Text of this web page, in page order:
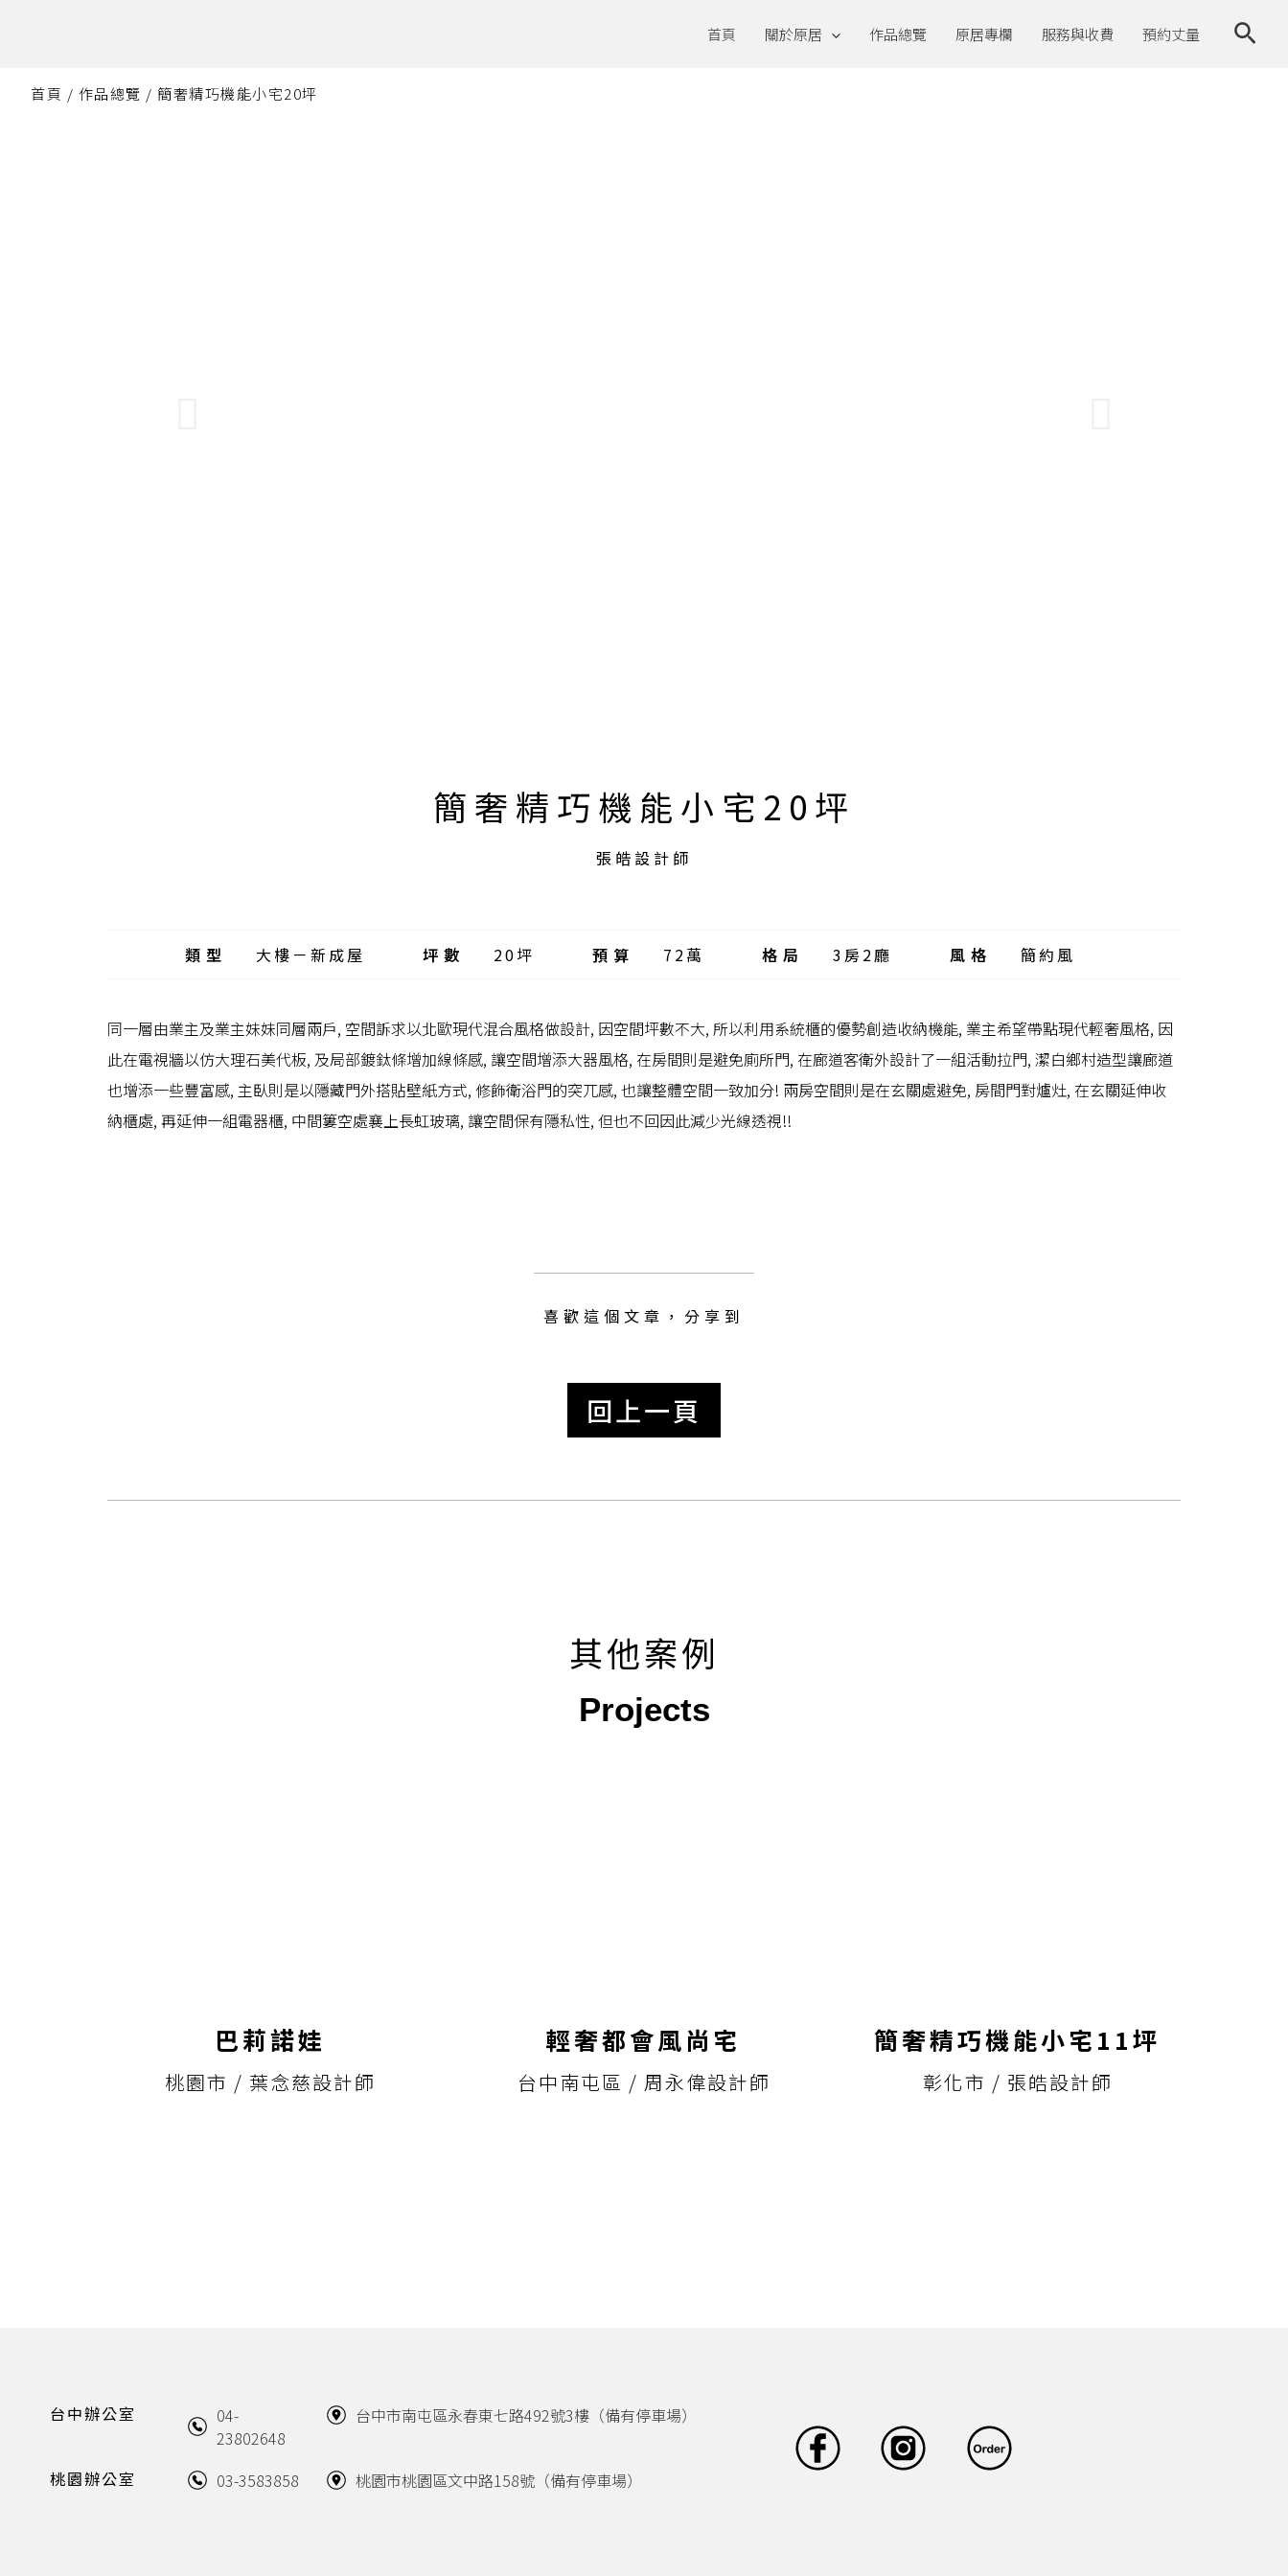
首頁 關於原居 作品總覽 原居專欄 服務與收費 預約丈量
首頁 / 作品總覽 / 簡奢精巧機能小宅20坪
簡奢精巧機能小宅20坪
張皓設計師
類型 大樓－新成屋 坪數 20坪 預算 72萬 格局 3房2廳 風格 簡約風
同一層由業主及業主妹妹同層兩戶, 空間訴求以北歐現代混合風格做設計, 因空間坪數不大, 所以利用系統櫃的優勢創造收納機能, 業主希望帶點現代輕奢風格, 因
此在電視牆以仿大理石美代板, 及局部鍍鈦條增加線條感, 讓空間增添大器風格, 在房間則是避免廁所門, 在廊道客衛外設計了一組活動拉門, 潔白鄉村造型讓廊道
也增添一些豐富感, 主臥則是以隱藏門外搭貼壁紙方式, 修飾衛浴門的突兀感, 也讓整體空間一致加分! 兩房空間則是在玄關處避免, 房間門對爐灶, 在玄關延伸收
納櫃處, 再延伸一組電器櫃, 中間簍空處襄上長虹玻璃, 讓空間保有隱私性, 但也不回因此減少光線透視!!
喜歡這個文章，分享到
回上一頁
其他案例
Projects
巴莉諾娃
桃園市 / 葉念慈設計師
輕奢都會風尚宅
台中南屯區 / 周永偉設計師
簡奢精巧機能小宅11坪
彰化市 / 張皓設計師
台中辦公室
04-
23802648
台中市南屯區永春東七路492號3樓（備有停車場）
桃園辦公室 03-3583858 桃園市桃園區文中路158號（備有停車場）